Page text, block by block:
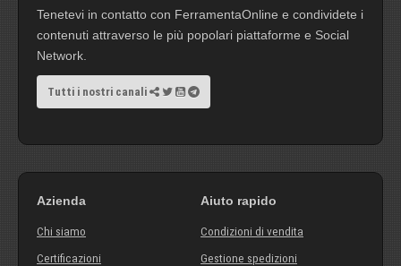
Tenetevi in contatto con FerramentaOnline e condividete i
contenuti attraverso le più popolari piattaforme e Social
Network.
Tutti i nostri canali
Azienda
Chi siamo
Certificazioni
Aiuto rapido
Condizioni di vendita
Gestione spedizioni